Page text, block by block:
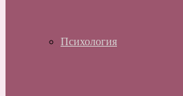
Психология